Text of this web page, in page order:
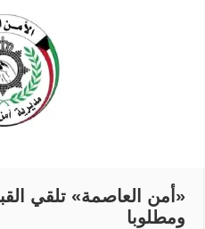
ومطلوبا